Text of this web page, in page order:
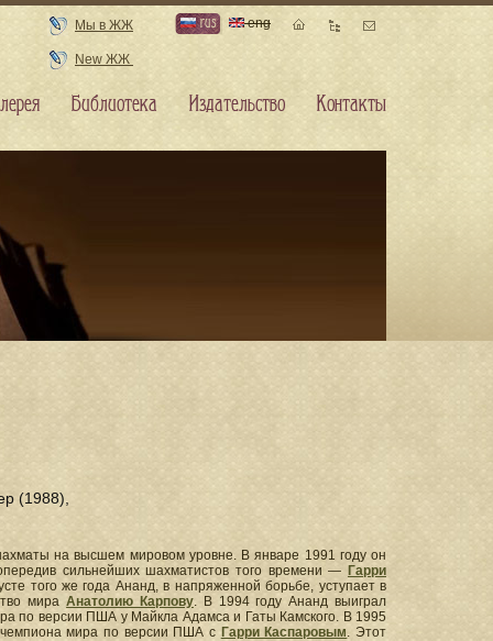
(1988),
на высшем мировом уровне. В январе 1991 году он
сильнейших шахматистов того времени — Гарри
того же года Ананд, в напряженной борьбе, уступает в
мираАнатолию Карпову. В 1994 году Ананд выиграл
по версии ПША у Майкла Адамса и Гаты Камского. В 1995
чемпиона мира по версии ПША с Гарри Каспаровым. Этот
Мы в ЖЖ
New ЖЖ
rus eng
Библиотека Издательство Контакты